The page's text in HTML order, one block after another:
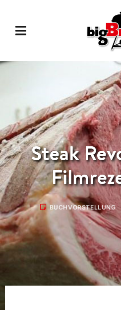
Steak
BUCHVORSTELLUNG